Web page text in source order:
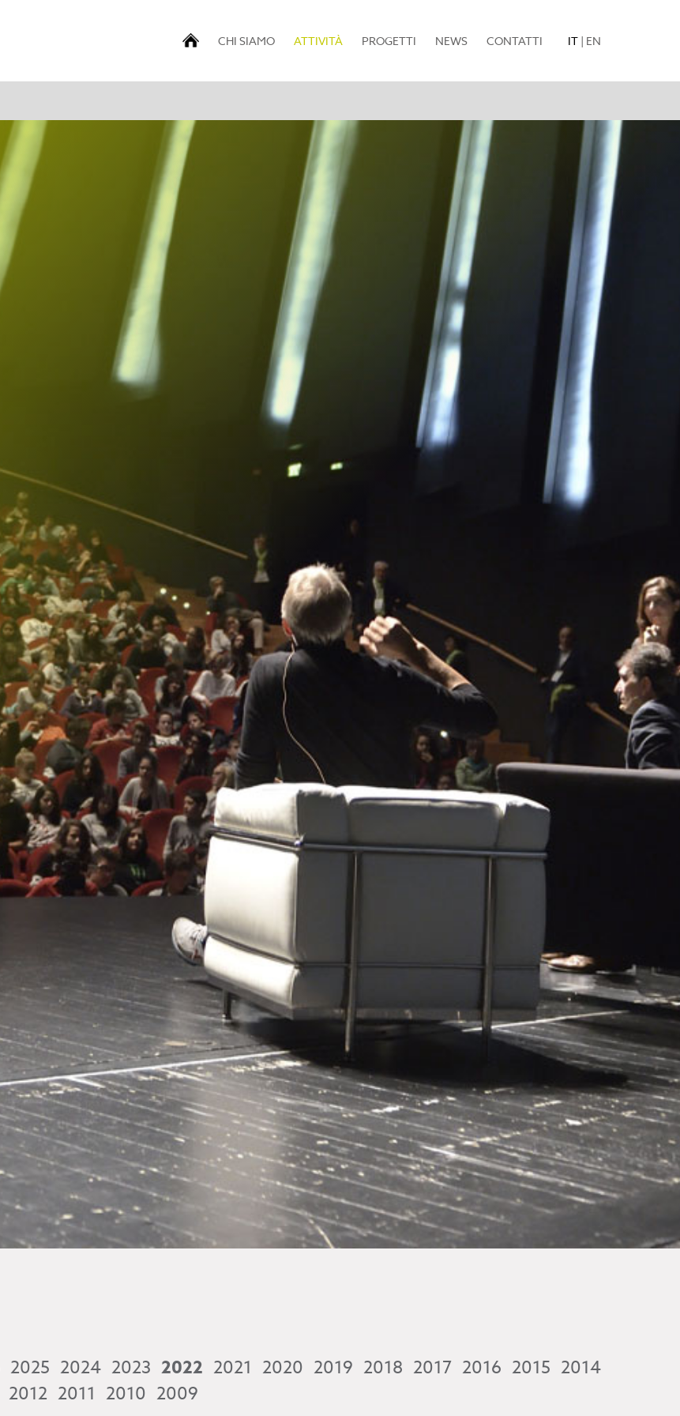
CHI SIAMO ATTIVITÀ(current)PROGETTI NEWS CONTATTI IT | EN
2025 2024 2023 2022 2021 2020 2019 2018 2017 2016 2015 2014
2012 2011 2010 2009